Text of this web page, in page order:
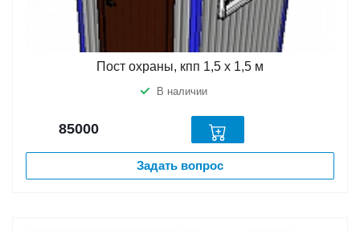
Пост охраны, кпп 1,5 х 1,5 м
В наличии
85000
Задать вопрос